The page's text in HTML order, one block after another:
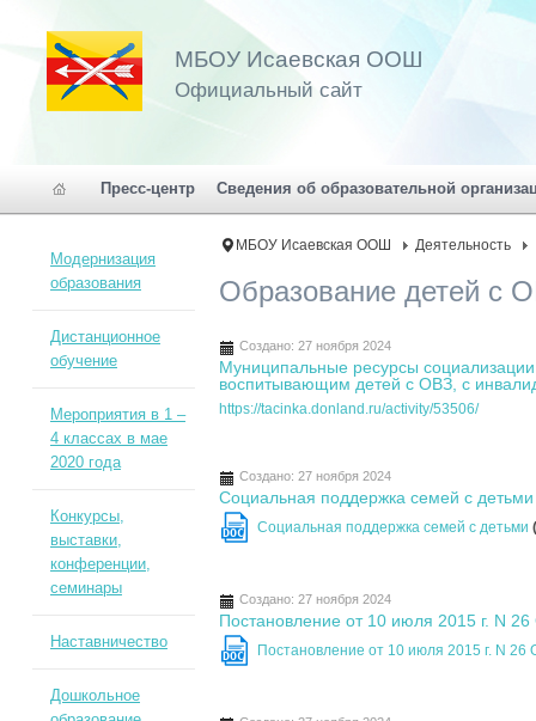
МБОУ Исаевская ООШ
Официальный сайт
Пресс-центр Сведения об образовательной
МБОУ Исаевская ООШ Деятельность
Образование детей с
Создано: 27 ноября 2024
Муниципальные ресурсы
воспитывающим детей с ОВЗ, с
https://tacinka.donland.ru/activity/53506/
Создано: 27 ноября 2024
Социальная поддержка семей с детьми
DOC Социальная поддержка семей с детьми
Создано: 27 ноября 2024
Постановление от 10 июля 2015 г. N
DOC Постановление от 10 июля 2015 г. N
Модернизация
образования
Дистанционное
обучение
Мероприятия в 1 –
4 классах в мае
2020 года
Конкурсы,
выставки,
конференции,
семинары
Наставничество
Дошкольное